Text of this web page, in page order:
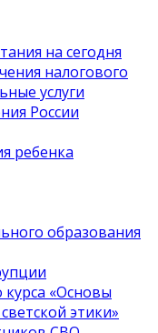
на сегодня
налогового
услуги
России
ребенка
образования
«Основы
этики»